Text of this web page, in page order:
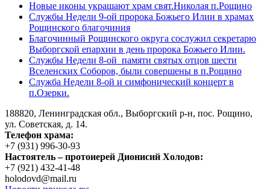
Новые иконы украшают храм свят.Николая п.Рощино
Службы Недели 9-ой пророка Божьего Илии в храмах
Рощинского благочиния
Благочинный Рощинского округа сослужил секретарю
Выборгской епархии в день пророка Божьего Илии.
Службы Недели 8-ой памяти святых отцов шести
Вселенских Соборов, были совершены в п.Рощино
Служба Недели 8-ой и симфонический концерт в
п.Озерки.
188820, Ленинградская обл., Выборгский р-н, пос. Рощино,
ул. Советская, д. 14.
Телефон храма:
+7 (931) 996-30-93
Настоятель – протоиерей Дионисий Холодов:
+7 (921) 432-41-48
holodovd@mail.ru